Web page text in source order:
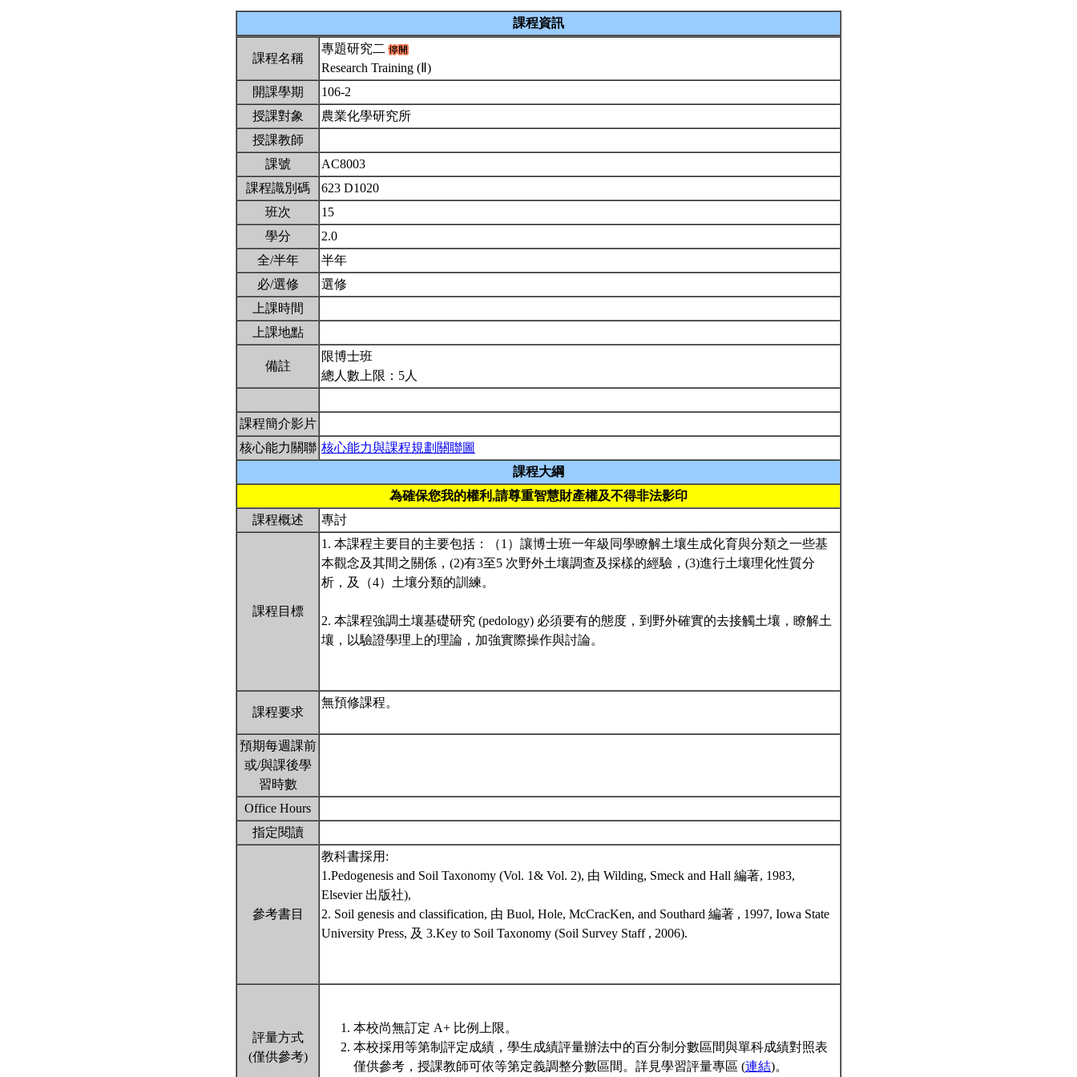
課程資訊
課程名稱
專題研究二
Research Training (Ⅱ)
開課學期
106-2
授課對象
農業化學研究所
授課教師
課號
AC8003
課程識別碼
623 D1020
班次
15
學分
2.0
全/半年
半年
必/選修
選修
上課時間
上課地點
備註
限博士班
總人數上限：5人
課程簡介影片
核心能力關聯 核心能力與課程規劃關聯圖
課程大綱
為確保您我的權利,請尊重智慧財產權及不得非法影印
課程概述
專討
課程目標
1. 本課程主要目的主要包括：（1）讓博士班一年級同學瞭解土壤生成化育與分類之一些基
本觀念及其間之關係，(2)有3至5 次野外土壤調查及採樣的經驗，(3)進行土壤理化性質分
析，及（4）土壤分類的訓練。
2. 本課程強調土壤基礎研究 (pedology) 必須要有的態度，到野外確實的去接觸土壤，瞭解土
壤，以驗證學理上的理論，加強實際操作與討論。
課程要求
無預修課程。
預期每週課前
或/與課後學
習時數
Office Hours
指定閱讀
參考書目
教科書採用:
1.Pedogenesis and Soil Taxonomy (Vol. 1& Vol. 2), 由 Wilding, Smeck and Hall 編著, 1983,
Elsevier 出版社),
2. Soil genesis and classification, 由 Buol, Hole, McCracKen, and Southard 編著 , 1997, Iowa State
University Press, 及 3.Key to Soil Taxonomy (Soil Survey Staff , 2006).
評量方式
(僅供參考)
本校尚無訂定 A+ 比例上限。
本校採用等第制評定成績，學生成績評量辦法中的百分制分數區間與單科成績對照表
僅供參考，授課教師可依等第定義調整分數區間。詳見學習評量專區 (連結)。